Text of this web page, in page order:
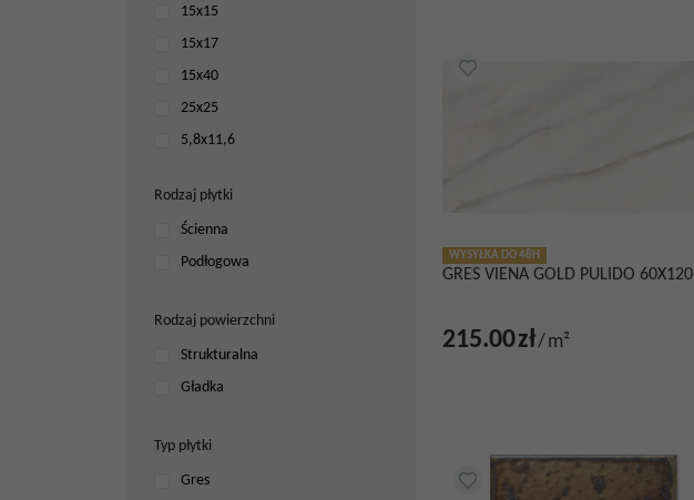
WYSYŁKA DO 48H
GRES VIENA GOLD PULIDO 60X120
215.00zł/ m²
15x15
15x17
15x40
25x25
5,8x11,6
5x40
6,5x20
60x120
Rodzaj płytki
Ścienna
Podłogowa
Rodzaj powierzchni
Strukturalna
Gładka
Typ płytki
Gres